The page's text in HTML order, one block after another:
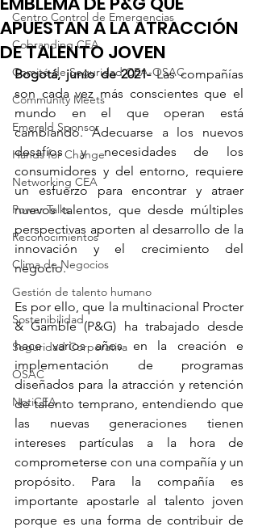
Centro Control de Emergencias
Cobranding CEA
Comité de Seguridad CEA-OSAC
Community Meets
Emerald Sponsor
Hands for Change
Networking CEA
Power Talks
Reconocimientos
Clima de Negocios
Gestión de talento humano
Sostenibilidad
Seguridad Corporativa
OSAC
NotiCEA
APUESTAN A LA ATRACCIÓN
DE TALENTO JOVEN
Bogotá, junio de 2021- Las compañías
son cada vez más conscientes que el
mundo en el que operan está
cambiando. Adecuarse a los nuevos
desafíos y necesidades de los
consumidores y del entorno, requiere
un esfuerzo para encontrar y atraer
nuevos talentos, que desde múltiples
perspectivas aporten al desarrollo de la
innovación y el crecimiento del
negocio.
Es por ello, que la multinacional Procter
& Gamble (P&G) ha trabajado desde
hace varios años en la creación e
implementación de programas
diseñados para la atracción y retención
de talento temprano, entendiendo que
las nuevas generaciones tienen
intereses partículas a la hora de
comprometerse con una compañía y un
propósito. Para la compañía es
importante apostarle al talento joven
porque es una forma de contribuir de